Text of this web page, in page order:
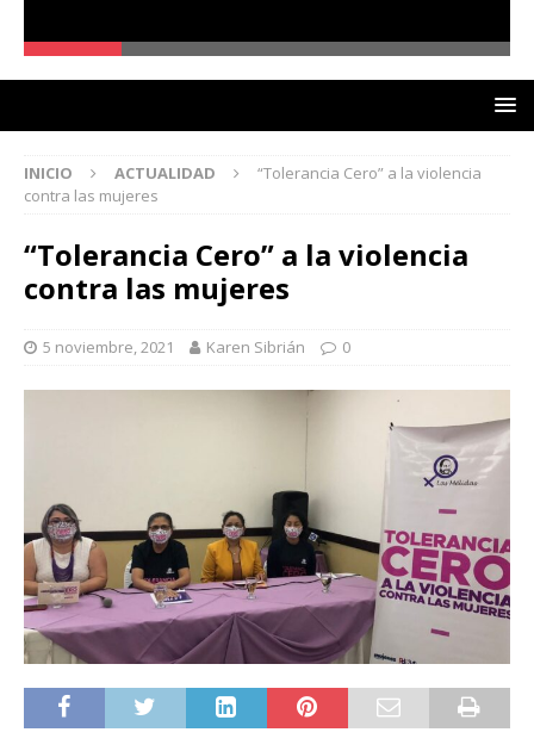
INICIO ACTUALIDAD
“Tolerancia Cero” a la violencia
contra las mujeres
“Tolerancia Cero” a la violencia
contra las mujeres
5 noviembre, 2021 Karen Sibrián 0